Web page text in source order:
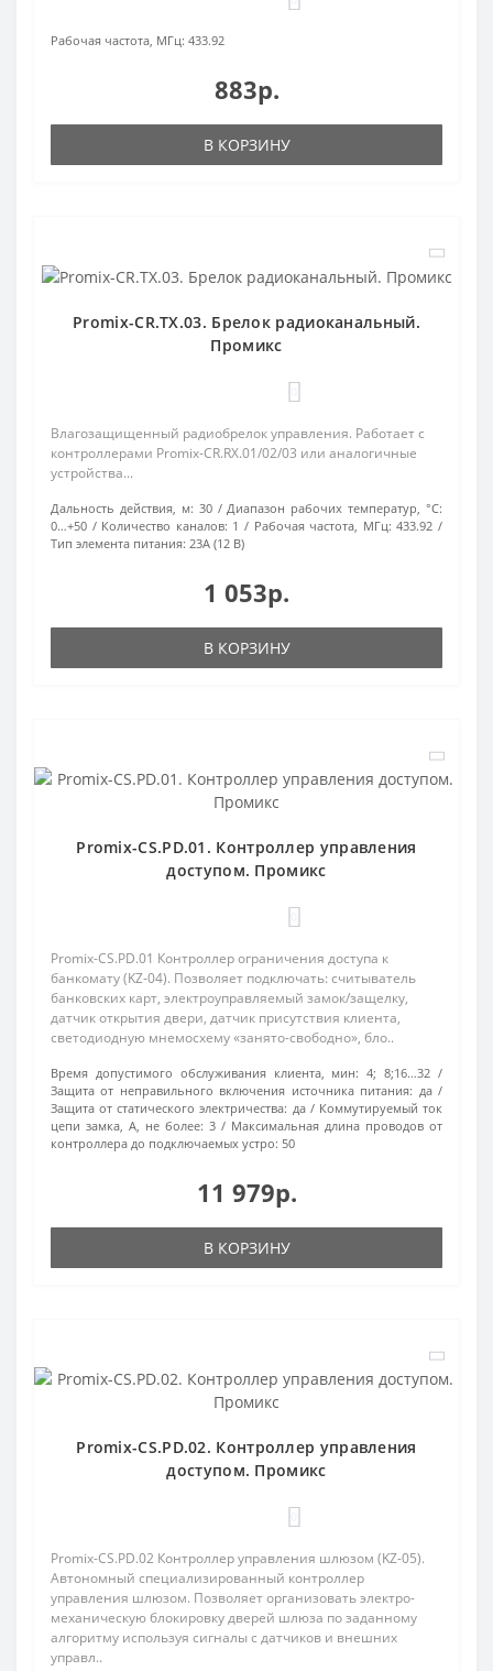
Рабочая частота, МГц: 433.92
883р.
В КОРЗИНУ
Promix-CR.TX.03. Брелок радиоканальный.
Промикс
Влагозащищенный радиобрелок управления. Работает с
контроллерами Promix-CR.RX.01/02/03 или аналогичные
устройства...
Дальность действия, м: 30
Диапазон рабочих температур, °С:
0…+50
Количество каналов: 1 Рабочая частота, МГц: 433.92
Тип элемента питания: 23А (12 В)
1 053р.
В КОРЗИНУ
Promix-CS.PD.01. Контроллер управления
доступом. Промикс
Promix-CS.PD.01 Контроллер ограничения доступа к
банкомату (KZ-04). Позволяет подключать: считыватель
банковских карт, электроуправляемый замок/защелку,
датчик открытия двери, датчик присутствия клиента,
светодиодную мнемосхему «занято-свободно», бло..
Время допустимого обслуживания клиента, мин: 4; 8;16…32
Защита от неправильного включения источника питания: да
Защита от статического электричества: да
Коммутируемый ток
цепи замка, А, не более: 3
Максимальная длина проводов от
контроллера до подключаемых устро: 50
11 979р.
В КОРЗИНУ
Promix-CS.PD.02. Контроллер управления
доступом. Промикс
Promix-CS.PD.02 Контроллер управления шлюзом (KZ-05).
Автономный специализированный контроллер
управления шлюзом. Позволяет организовать электро-
механическую блокировку дверей шлюза по заданному
алгоритму используя сигналы с датчиков и внешних
управл..